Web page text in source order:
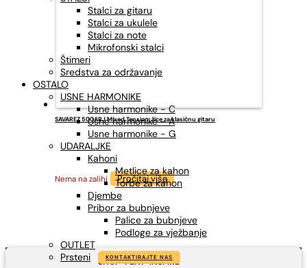
Stalci za gitaru
Stalci za ukulele
Stalci za note
Mikrofonski stalci
Štimeri
Sredstva za održavanje
OSTALO
USNE HARMONIKE
Usne harmonike - C
Usne harmonike - A
Usne harmonike - G
UDARALJKE
Kahoni
Metlice za kahon
Torbe za kahon
Djembe
Pribor za bubnjeve
Palice za bubnjeve
Podloge za vježbanje
OUTLET
Prsteni
SAVAREZ 500ARJ Mixed Tension, žice za klasičnu gitaru
Nema na zalihi Pročitaj više
SHOP-PLAY-INSPIRE
KONTAKTIRAJTE NAS